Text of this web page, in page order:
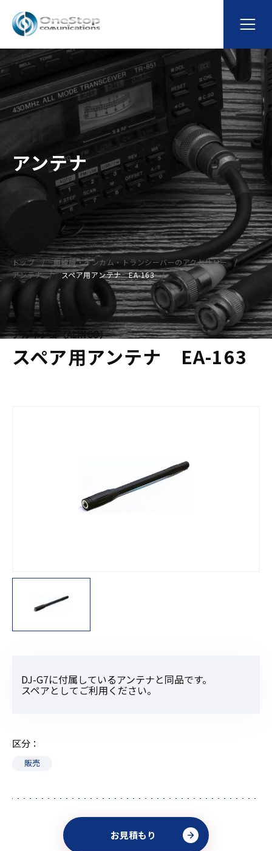
アンテナ
トップ
無線機・インカム・トランシーバーのアクセサリー
アンテナ
スペア用アンテナ EA-163
アルインコ（ALINCO）
スペア用アンテナ EA-163
DJ-G7に付属しているアンテナと同品です。
スペアとしてご利用ください。
区分
販売
お見積もり